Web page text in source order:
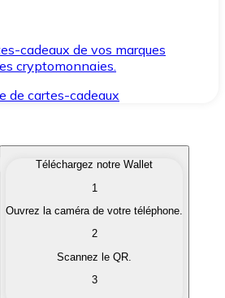
cadeaux de vos marques
cryptomonnaies.
de cartes-cadeaux
qui vous intéressent
cryptomonnaies en monnaie
Téléchargez notre Wallet
1
Ouvrez la caméra de votre téléphone.
2
Scannez le QR.
3